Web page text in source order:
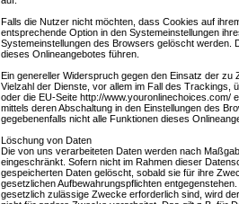
Falls die Nutzer nicht möchten, dass Cookies auf
entsprechende Option in den Systemeinstellungen
Systemeinstellungen des Browsers gelöscht
dieses Onlineangebotes führen.
Ein genereller Widerspruch gegen den Einsatz der
Vielzahl der Dienste, vor allem im Fall des Trackings,
oder die EU-Seite http://www.youronlinechoices.com/
mittels deren Abschaltung in den Einstellungen des
gegebenenfalls nicht alle Funktionen dieses
Löschung von Daten
Die von uns verarbeiteten Daten werden nach
eingeschränkt. Sofern nicht im Rahmen dieser
gespeicherten Daten gelöscht, sobald sie für ihre
gesetzlichen Aufbewahrungspflichten
gesetzlich zulässige Zwecke erforderlich sind, wird